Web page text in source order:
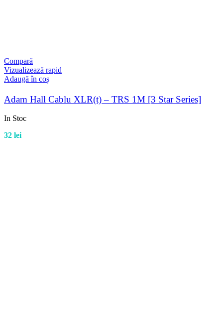
Compară
Vizualizează rapid
Adaugă în coș
Adam Hall Cablu XLR(t) – TRS 1M [3 Star Series]
In Stoc
32 lei